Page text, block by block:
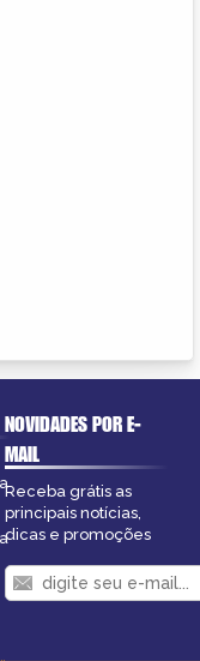
NOVIDADES POR E-
MAIL
Receba grátis as
principais notícias,
dicas e promoções